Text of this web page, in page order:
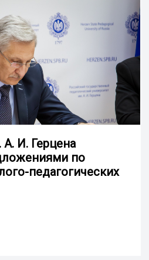
И. Герцена
по
педагогических